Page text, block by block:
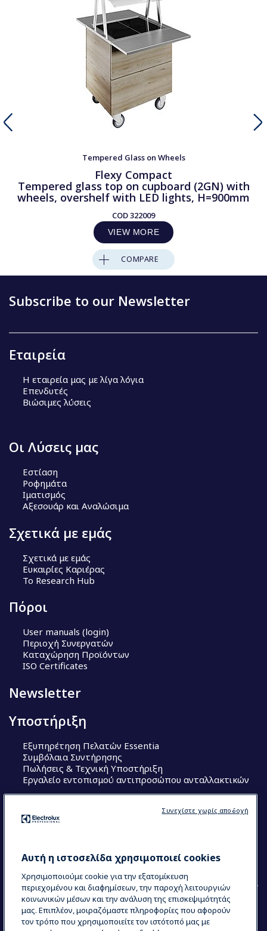
Tempered Glass on Wheels
Flexy Compact
Tempered glass top on cupboard (2GN) with
wheels, overshelf with LED lights, H=900mm
COD322009
VIEW MORE
COMPARE
Subscribe to our Newsletter
Εταιρεία
Η εταιρεία μας με λίγα λόγια
Επενδυτές
Βιώσιμες λύσεις
Οι Λύσεις μας
Εστίαση
Ροφημάτα
Ιματισμός
Αξεσουάρ και Αναλώσιμα
Σχετικά με εμάς
Σχετικά με εμάς
Ευκαιρίες Καριέρας
Το Research Hub
Πόροι
User manuals (login)
Περιοχή Συνεργατών
Καταχώρηση Προϊόντων
ISO Certificates
Newsletter
Υποστήριξη
Εξυπηρέτηση Πελατών Essentia
Συμβόλαια Συντήρησης
Πωλήσεις & Τεχνική Υποστήριξη
Εργαλείο εντοπισμού αντιπροσώπου ανταλλακτικών
Electrolux Professional Ακαδημία Chef
COUNTRY AND LANGUAGE
Αυτή η ιστοσελίδα χρησιμοποιεί cookies
Χρησιμοποιούμε cookie για την εξατομίκευση
περιεχομένου και διαφημίσεων, την παροχή λειτουργιών
κοινωνικών μέσων και την ανάλυση της επισκεψιμότητάς
μας. Επιπλέον, μοιραζόμαστε πληροφορίες που αφορούν
τον τρόπο που χρησιμοποιείτε τον ιστότοπό μας με
Συνεχίστε χωρίς αποδοχή